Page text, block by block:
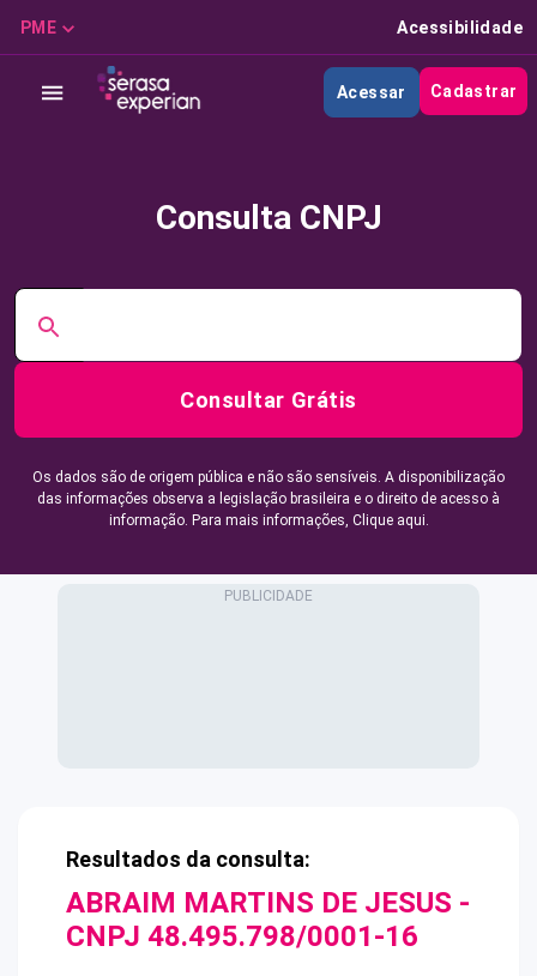
PME Acessibilidade
Acessar Cadastrar
Consulta CNPJ
Consultar Grátis
Os dados são de origem pública e não são sensíveis. A disponibilização
das informações observa a legislação brasileira e o direito de acesso à
informação. Para mais informações, Clique aqui.
Resultados da consulta:
ABRAIM MARTINS DE JESUS -
CNPJ 48.495.798/0001-16